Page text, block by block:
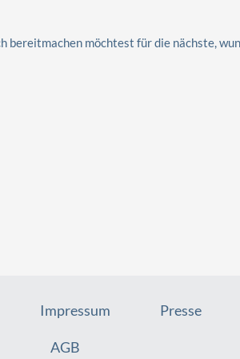
bereitmachen möchtest für die nächste,
Impressum Presse
AGB